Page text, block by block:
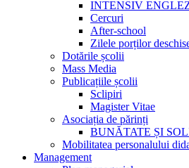
INTENSIV
Cercuri
After-school
Zilele porților
Dotările școlii
Mass Media
Publicațiile școlii
Sclipiri
Magister Vitae
Asociația de părinți
BUNĂTATE ȘI
Mobilitatea personalului
Management